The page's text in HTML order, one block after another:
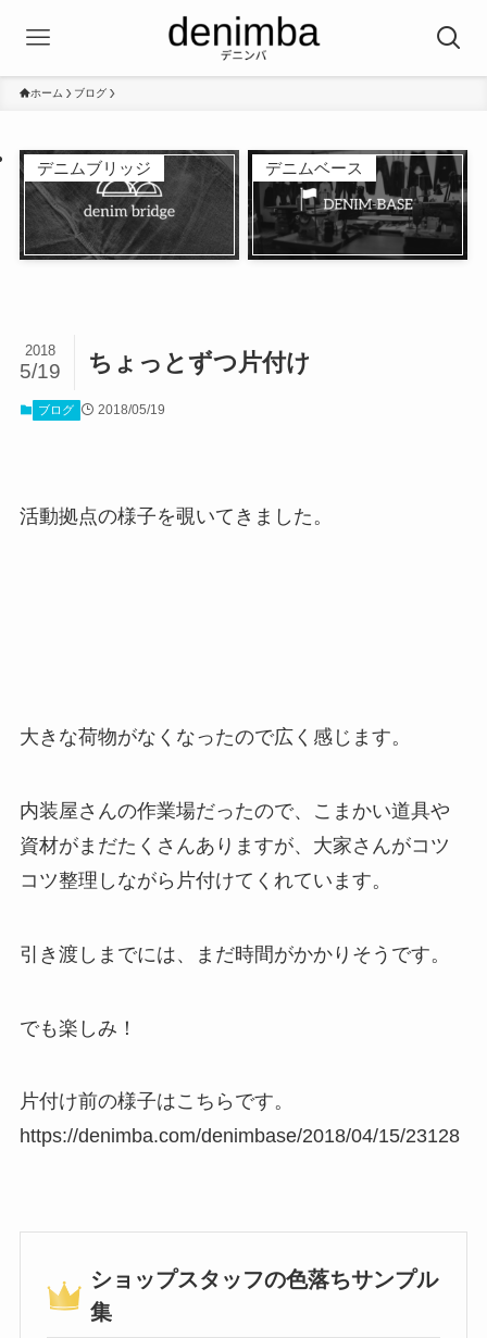
ホーム ブログ
デニムブリッジ デニムベース
ちょっとずつ片付け
2018
5/19
ブログ 2018/05/19
活動拠点の様子を覗いてきました。
大きな荷物がなくなったので広く感じます。
内装屋さんの作業場だったので、こまかい道具や
資材がまだたくさんありますが、大家さんがコツ
コツ整理しながら片付けてくれています。
引き渡しまでには、まだ時間がかかりそうです。
でも楽しみ！
片付け前の様子はこちらです。
https://denimba.com/denimbase/2018/04/15/23128
ショップスタッフの色落ちサンプル
集